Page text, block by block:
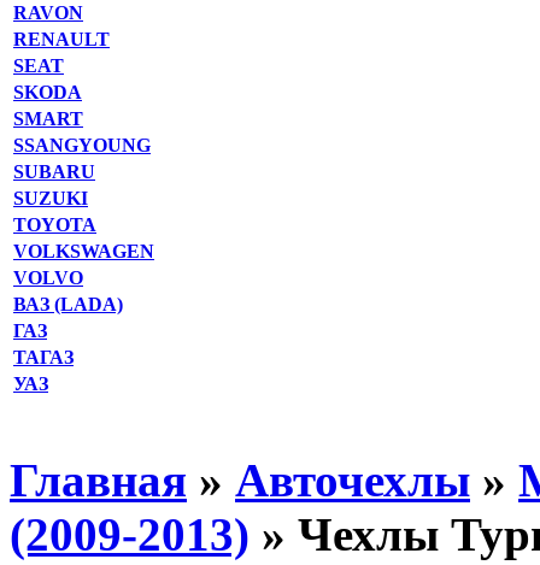
RAVON
RENAULT
SEAT
SKODA
SMART
SSANGYOUNG
SUBARU
SUZUKI
TOYOTA
VOLKSWAGEN
VOLVO
ВАЗ (LADA)
ГАЗ
ТАГАЗ
УАЗ
Главная » Авточехлы »
(2009-2013) » Чехлы